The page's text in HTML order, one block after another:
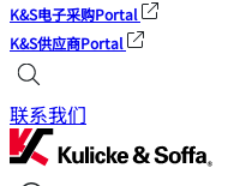
K&S电子采购Portal
K&S供应商Portal
联系我们